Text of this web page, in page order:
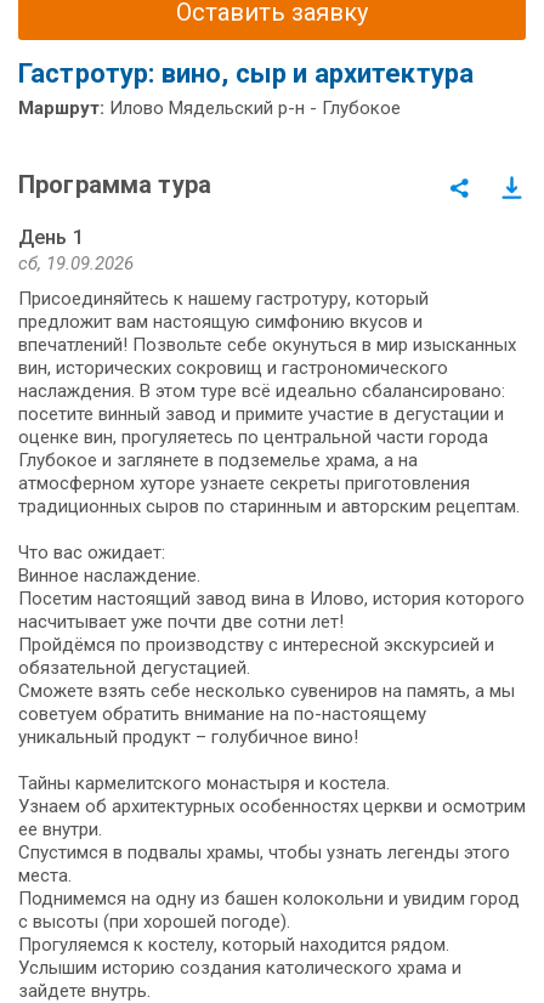
Оставить заявку
Гастротур: вино, сыр и архитектура
Маршрут: Илово Мядельский р-н - Глубокое
Программа тура
День 1
сб, 19.09.2026
Присоединяйтесь к нашему гастротуру, который
предложит вам настоящую симфонию вкусов и
впечатлений! Позвольте себе окунуться в мир изысканных
вин, исторических сокровищ и гастрономического
наслаждения. В этом туре всё идеально сбалансировано:
посетите винный завод и примите участие в дегустации и
оценке вин, прогуляетесь по центральной части города
Глубокое и заглянете в подземелье храма, а на
атмосферном хуторе узнаете секреты приготовления
традиционных сыров по старинным и авторским рецептам.
Что вас ожидает:
Винное наслаждение.
Посетим настоящий завод вина в Илово, история которого
насчитывает уже почти две сотни лет!
Пройдёмся по производству с интересной экскурсией и
обязательной дегустацией.
Сможете взять себе несколько сувениров на память, а мы
советуем обратить внимание на по-настоящему
уникальный продукт – голубичное вино!
Тайны кармелитского монастыря и костела.
Узнаем об архитектурных особенностях церкви и осмотрим
ее внутри.
Спустимся в подвалы храмы, чтобы узнать легенды этого
места.
Поднимемся на одну из башен колокольни и увидим город
с высоты (при хорошей погоде).
Прогуляемся к костелу, который находится рядом.
Услышим историю создания католического храма и
зайдете внутрь.